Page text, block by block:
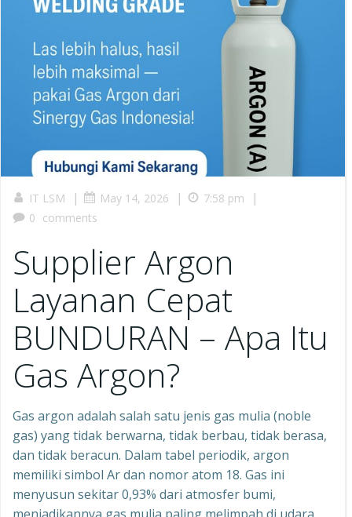
IT LSM | May 14, 2026 | 7:58 pm |
0 comments
Supplier Argon
Layanan Cepat
BUNDURAN – Apa Itu
Gas Argon?
Gas argon adalah salah satu jenis gas mulia (noble
gas) yang tidak berwarna, tidak berbau, tidak berasa,
dan tidak beracun. Dalam tabel periodik, argon
memiliki simbol Ar dan nomor atom 18. Gas ini
menyusun sekitar 0,93% dari atmosfer bumi,